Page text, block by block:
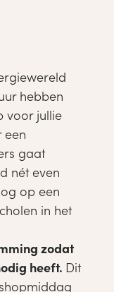
hebben
voor jullie
een
gaat
nét even
op een
in het
zodat
heeft. Dit